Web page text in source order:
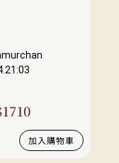
1710
加入購物車